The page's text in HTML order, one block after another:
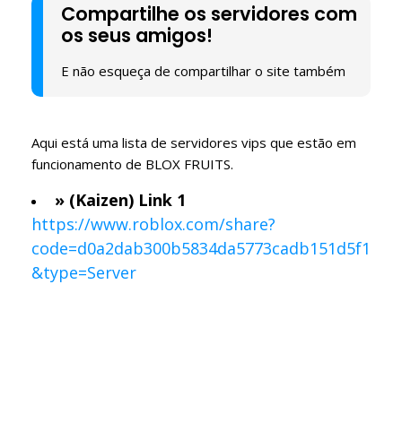
Compartilhe os servidores com
os seus amigos!
E não esqueça de compartilhar o site também
Aqui está uma lista de servidores vips que estão em
funcionamento de BLOX FRUITS.
» (Kaizen) Link 1
https://www.roblox.com/share?
code=d0a2dab300b5834da5773cadb151d5f1
&type=Server